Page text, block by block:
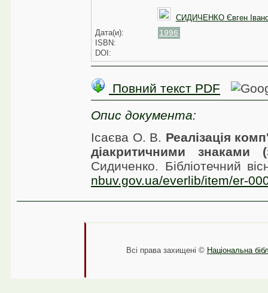
СИДИЧЕНКО Євген
Дата(и):
1996
ISBN:
DOI:
Повний текст PDF
Опис документа:
Ісаєва О. В. Реалізація
діакритичними знаками
Сидиченко. Бібліотечний
nbuv.gov.ua/everlib/item/er-
Всі права захищені © Національна